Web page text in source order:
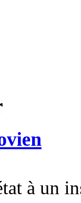
à un